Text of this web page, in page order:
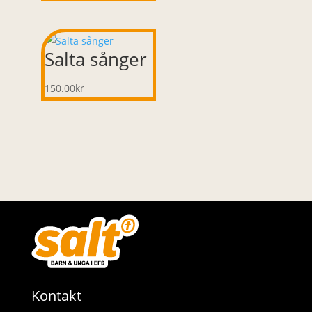
Salta sånger
150.00kr
Kontakt